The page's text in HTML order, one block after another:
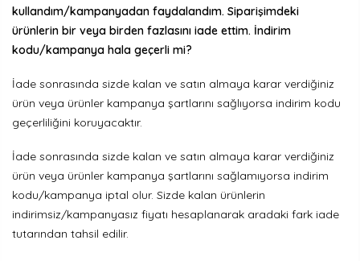
kullandım/kampanyadan faydalandım. Siparişimdeki
ürünlerin bir veya birden fazlasını iade ettim. İndirim
kodu/kampanya hala geçerli mi?
İade sonrasında sizde kalan ve satın almaya karar verdiğiniz
ürün veya ürünler kampanya şartlarını sağlıyorsa indirim kodu
geçerliliğini koruyacaktır.
İade sonrasında sizde kalan ve satın almaya karar verdiğiniz
ürün veya ürünler kampanya şartlarını sağlamıyorsa indirim
kodu/kampanya iptal olur. Sizde kalan ürünlerin
indirimsiz/kampanyasız fiyatı hesaplanarak aradaki fark iade
tutarından tahsil edilir.